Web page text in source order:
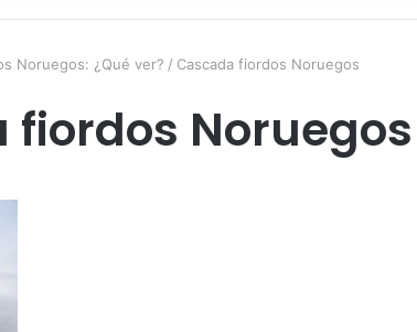
Noruegos: ¿Qué ver? / Cascada fiordos Noruegos
fiordos Noruegos